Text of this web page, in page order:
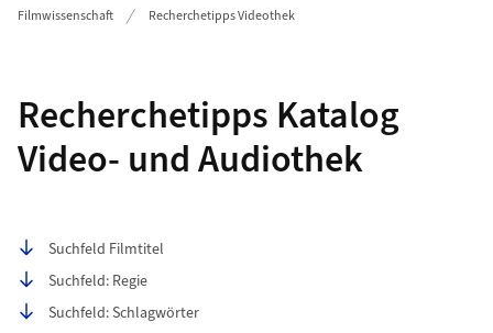
Filmwissenschaft
Recherchetipps Videothek
Recherchetipps Katalog
Video- und Audiothek
Seiteninhalt
Suchfeld Filmtitel
Suchfeld: Regie
Suchfeld: Schlagwörter